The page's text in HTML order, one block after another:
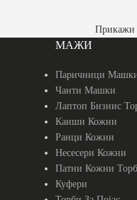
Прикажи
МАЖИ
Паричници
Чанти Машки
Лаптоп Бизнис
Каиши Кожни
Ранци Кожни
Несесери Кожни
Патни Кожни
Куфери